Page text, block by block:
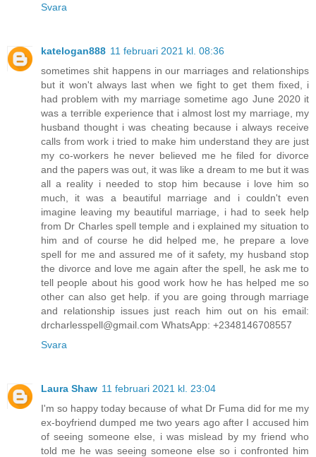
Svara
katelogan888 11 februari 2021 kl. 08:36
sometimes shit happens in our marriages and relationships
but it won't always last when we fight to get them fixed, i
had problem with my marriage sometime ago June 2020 it
was a terrible experience that i almost lost my marriage, my
husband thought i was cheating because i always receive
calls from work i tried to make him understand they are just
my co-workers he never believed me he filed for divorce
and the papers was out, it was like a dream to me but it was
all a reality i needed to stop him because i love him so
much, it was a beautiful marriage and i couldn't even
imagine leaving my beautiful marriage, i had to seek help
from Dr Charles spell temple and i explained my situation to
him and of course he did helped me, he prepare a love
spell for me and assured me of it safety, my husband stop
the divorce and love me again after the spell, he ask me to
tell people about his good work how he has helped me so
other can also get help. if you are going through marriage
and relationship issues just reach him out on his email:
drcharlesspell@gmail.com WhatsApp: +2348146708557
Svara
Laura Shaw 11 februari 2021 kl. 23:04
I'm so happy today because of what Dr Fuma did for me my
ex-boyfriend dumped me two years ago after I accused him
of seeing someone else, i was mislead by my friend who
told me he was seeing someone else so i confronted him